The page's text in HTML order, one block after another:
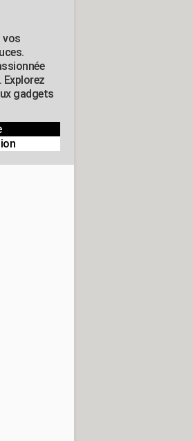
vos
Explorez
gadgets